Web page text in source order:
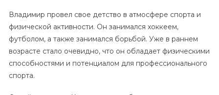
Владимир провел свое детство в атмосфере спорта и
физической активности. Он занимался хоккеем,
футболом, а также занимался борьбой. Уже в раннем
возрасте стало очевидно, что он обладает физическими
способностями и потенциалом для профессионального
спорта.